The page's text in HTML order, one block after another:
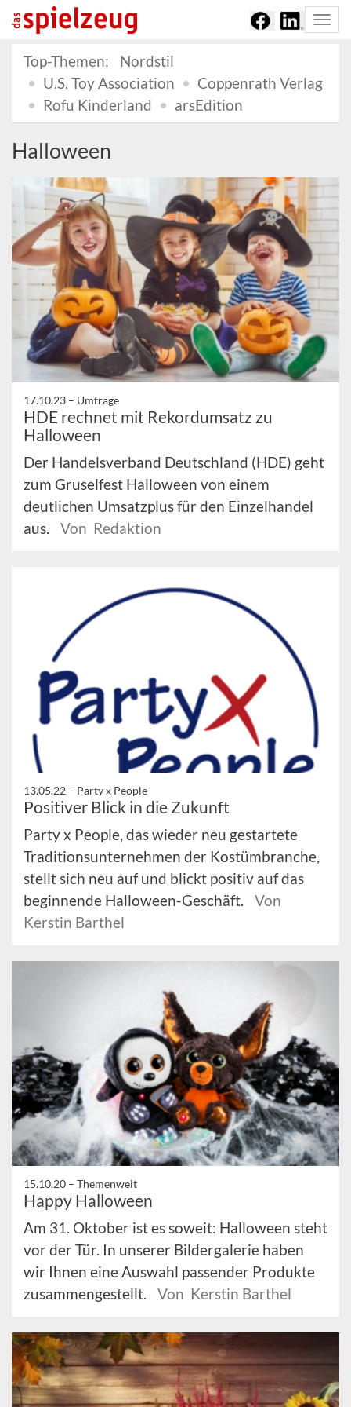
Top-Themen:
Nordstil
U.S. Toy Association
Coppenrath Verlag
Rofu Kinderland
arsEdition
Halloween
17.10.23 – Umfrage
HDE rechnet mit Rekordumsatz zu
Halloween
Der Handelsverband Deutschland (HDE) geht
zum Gruselfest Halloween von einem
deutlichen Umsatzplus für den Einzelhandel
aus.
Von Redaktion
13.05.22 – Party x People
Positiver Blick in die Zukunft
Party x People, das wieder neu gestartete
Traditionsunternehmen der Kostümbranche,
stellt sich neu auf und blickt positiv auf das
beginnende Halloween-Geschäft.
Von
Kerstin Barthel
15.10.20 – Themenwelt
Happy Halloween
Am 31. Oktober ist es soweit: Halloween steht
vor der Tür. In unserer Bildergalerie haben
wir Ihnen eine Auswahl passender Produkte
zusammengestellt.
Von Kerstin Barthel